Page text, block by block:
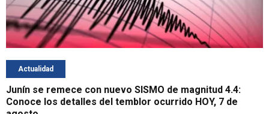
Actualidad
Junín se remece con nuevo SISMO de magnitud 4.4:
Conoce los detalles del temblor ocurrido HOY, 7 de